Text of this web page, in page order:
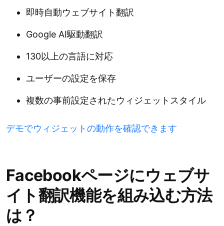
即時自動ウェブサイト翻訳
Google AI駆動翻訳
130以上の言語に対応
ユーザーの設定を保存
複数の事前設定されたウィジェットスタイル
デモでウィジェットの動作を確認できます
Facebookページにウェブサ
イト翻訳機能を組み込む方法
は？